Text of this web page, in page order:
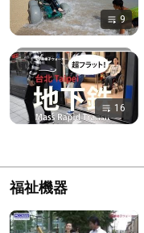
9
16
福祉機器